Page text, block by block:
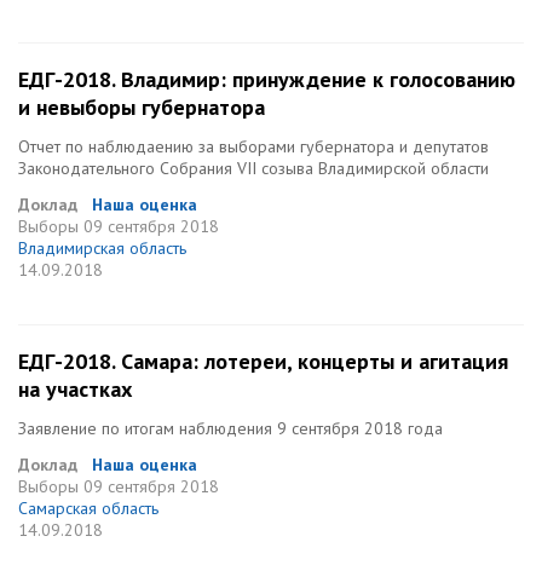
ЕДГ-2018. Владимир: принуждение к голосованию
и невыборы губернатора
Отчет по наблюдаению за выборами губернатора и депутатов
Законодательного Собрания VII созыва Владимирской области
Доклад
Наша оценка
Выборы 09 сентября 2018
Владимирская область
14.09.2018
ЕДГ-2018. Самара: лотереи, концерты и агитация
на участках
Заявление по итогам наблюдения 9 сентября 2018 года
Доклад
Наша оценка
Выборы 09 сентября 2018
Самарская область
14.09.2018